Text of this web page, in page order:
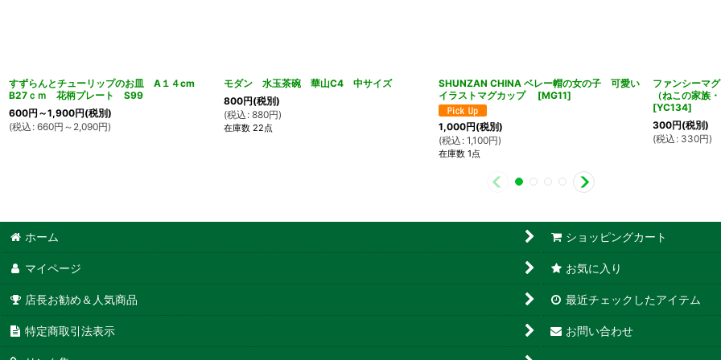
すずらんとチューリップのお皿 A１４cm
B27ｃｍ 花柄プレート S99
600円 ～1,900円(税別)
(税込 : 660円 ～2,090円)
モダン 水玉茶碗 華山C4 中サイズ
800円(税別)
(税込 : 880円)
在庫数 22点
SHUNZAN CHINA ベレー帽の女の子 可愛い
イラストマグカップ
[MG11]
1,000円(税別)
(税込 : 1,100円)
在庫数 1点
ファンシーマ
（ねこの家族
[YC134]
300円(税別)
(税込 : 330円)
ホーム ショッピングカート
マイページ お気に入り
店長お勧め＆人気商品 最近チェックしたアイテム
特定商取引法表示 お問い合わせ